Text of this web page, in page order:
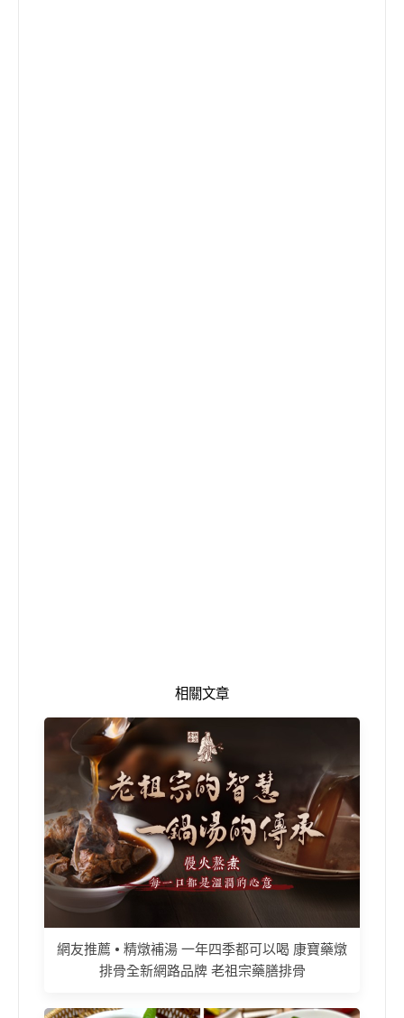
相關文章
網友推薦 • 精燉補湯 一年四季都可以喝 康寶藥燉
排骨全新網路品牌 老祖宗藥膳排骨